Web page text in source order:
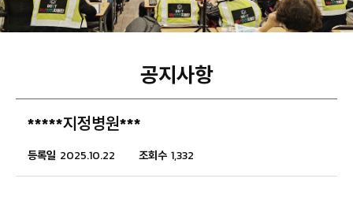
공지사항
*****지정병원***
등록일 2025.10.22 조회수 1,332